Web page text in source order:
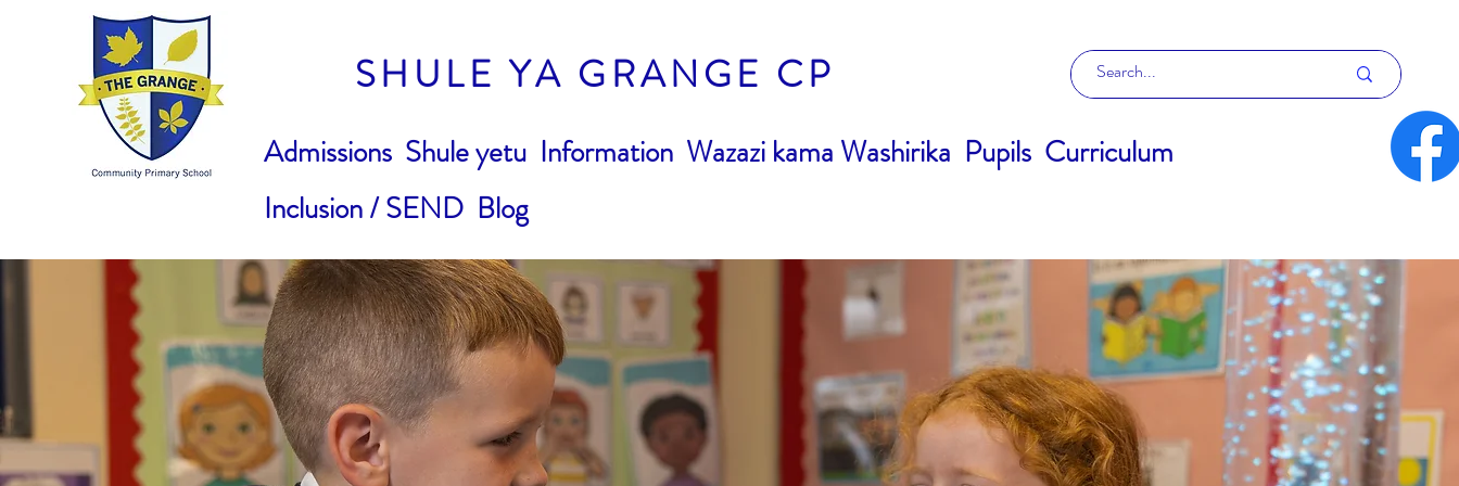
SHULE YA GRANGE CP
Admissions Shule yetu Information Wazazi kama Washirika Pupils Curriculum
Inclusion / SEND Blog